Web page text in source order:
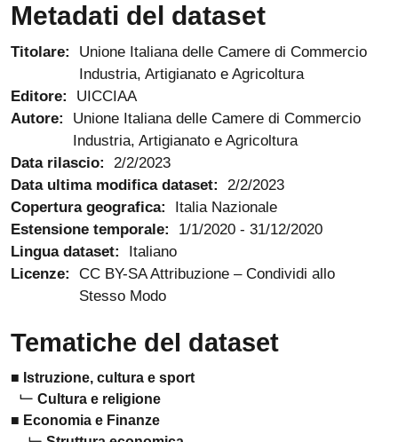
Metadati del dataset
Titolare:
Unione Italiana delle Camere di Commercio
Industria, Artigianato e Agricoltura
Editore:
UICCIAA
Autore:
Unione Italiana delle Camere di Commercio
Industria, Artigianato e Agricoltura
Data rilascio:
2/2/2023
Data ultima modifica dataset:
2/2/2023
Copertura geografica:
Italia Nazionale
Estensione temporale:
1/1/2020 - 31/12/2020
Lingua dataset:
Italiano
Licenze:
CC BY-SA Attribuzione – Condividi allo
Stesso Modo
Tematiche del dataset
Istruzione, cultura e sport
Cultura e religione
Economia e Finanze